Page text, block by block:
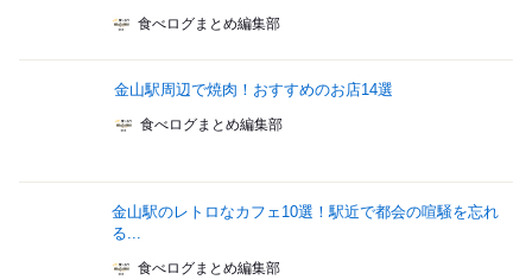
食べログまとめ編集部
金山駅周辺で焼肉！おすすめのお店14選
食べログまとめ編集部
金山駅のレトロなカフェ10選！駅近で都会の喧騒を忘れ
る...
食べログまとめ編集部